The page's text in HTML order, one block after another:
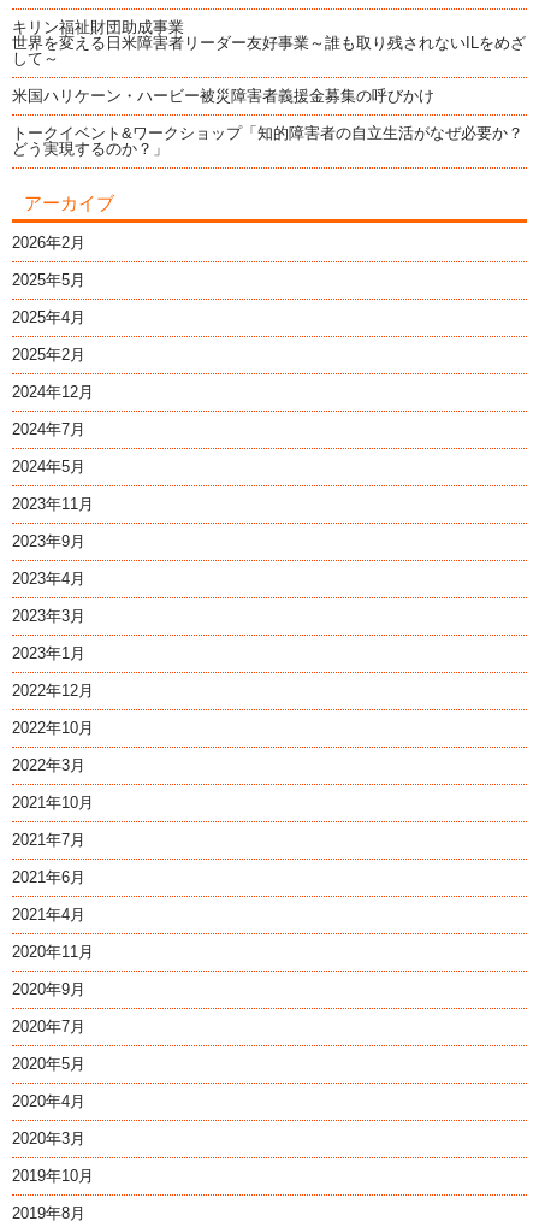
キリン福祉財団助成事業
世界を変える日米障害者リーダー友好事業～誰も取り残されないILをめざ
して～
米国ハリケーン・ハービー被災障害者義援金募集の呼びかけ
トークイベント&ワークショップ「知的障害者の自立生活がなぜ必要か？
どう実現するのか？」
アーカイブ
2026年2月
2025年5月
2025年4月
2025年2月
2024年12月
2024年7月
2024年5月
2023年11月
2023年9月
2023年4月
2023年3月
2023年1月
2022年12月
2022年10月
2022年3月
2021年10月
2021年7月
2021年6月
2021年4月
2020年11月
2020年9月
2020年7月
2020年5月
2020年4月
2020年3月
2019年10月
2019年8月